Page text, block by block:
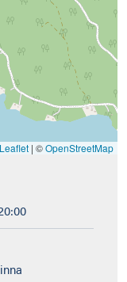
Leaflet | ©OpenStreetMap